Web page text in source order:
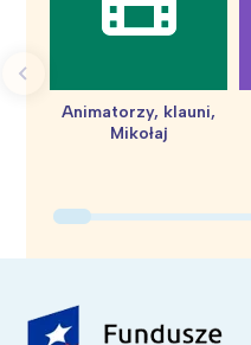
Animatorzy, klauni,
Mikołaj